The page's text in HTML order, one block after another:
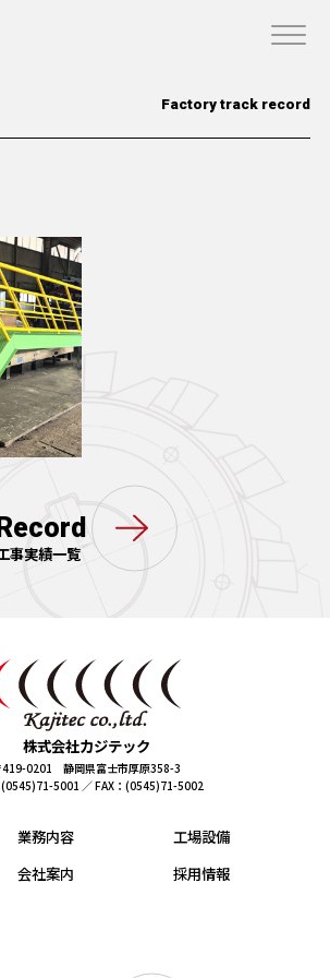
Factory track record
Record
事実績一覧
株式会社カジテック
419-0201 静岡県富士市厚原358-3
5001 ／ FAX：(0545)71-5002
業務内容
工場設備
会社案内
採用情報